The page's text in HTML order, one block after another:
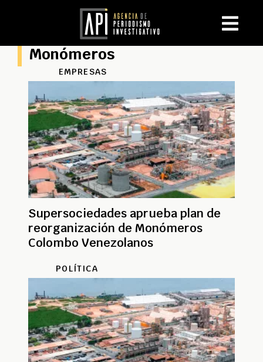
Monómeros
EMPRESAS
Supersociedades aprueba plan de
reorganización de Monómeros
Colombo Venezolanos
POLÍTICA